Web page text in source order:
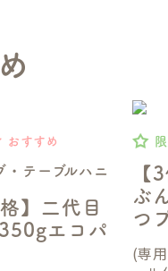
・テーブルハニ
】二代目
エコパ
おすすめ
【
ぶ
つ
(専